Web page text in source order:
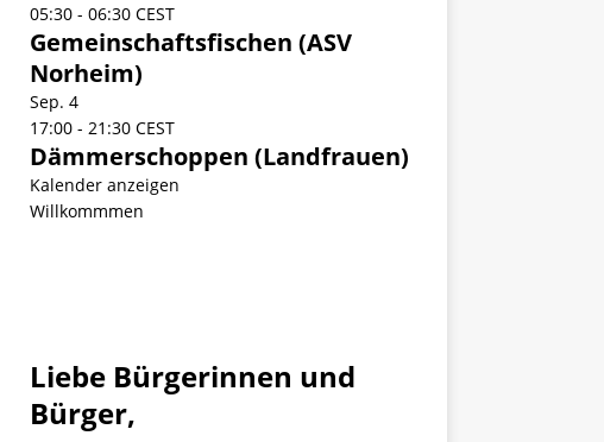
05:30- 06:30 CEST
Gemeinschaftsfischen (ASV
Norheim)
Sep. 4
17:00- 21:30 CEST
Dämmerschoppen (Landfrauen)
Kalender anzeigen
Willkommmen
Liebe Bürgerinnen und
Bürger,